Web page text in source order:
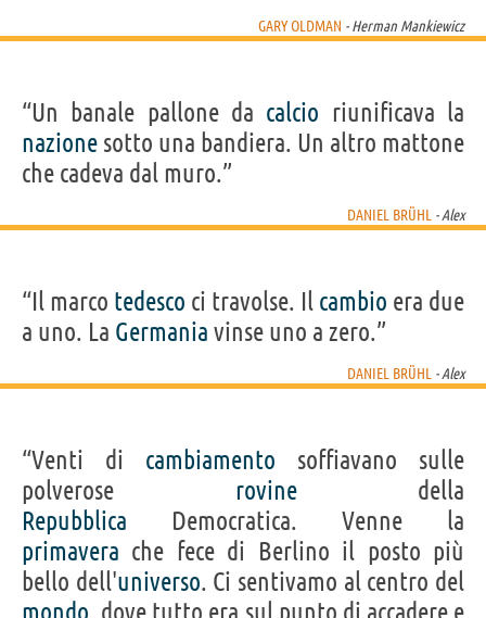
GARY OLDMAN - Herman Mankiewicz
“Un banale pallone da calcio riunificava la
nazione sotto una bandiera. Un altro mattone
che cadeva dal muro.”
DANIEL BRÜHL - Alex
“Il marco tedesco ci travolse. Il cambio era due
a uno. La Germania vinse uno a zero.”
DANIEL BRÜHL - Alex
“Venti di cambiamento soffiavano sulle
polverose rovinedella
Repubblica Democratica. Venne la
primavera che fece di Berlino il posto più
bello dell'universo. Ci sentivamo al centro del
mondo, dove tutto era sul punto di accadere e